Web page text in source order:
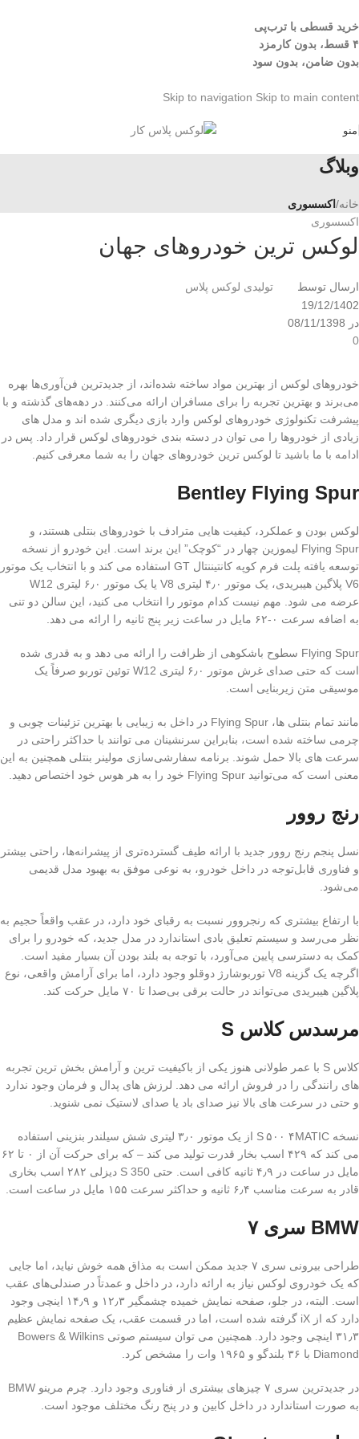
خرید قسطی با ترب‌پی
۴ قسط، بدون کارمزد
بدون ضامن، بدون سود
Skip to navigation Skip to main content
منو
وبلاگ
خانه/اکسسوری
اکسسوری
لوکس ترین خودروهای جهان
ارسال توسط
تولیدی لوکس پلاس
19/12/1402
در 08/11/1398
0
خودروهای لوکس از بهترین مواد ساخته شده‌اند، از جدیدترین فن‌آوری‌ها بهره
می‌برند و بهترین تجربه را برای مسافران ارائه می‌کنند. در دهه‌های گذشته و با
پیشرفت تکنولوژی خودروهای لوکس وارد بازی دیگری شده اند و مدل های
زیادی از خودروها را می توان در دسته بندی خودروهای لوکس قرار داد. پس در
ادامه با ما باشید تا لوکس ترین خودروهای جهان را به شما معرفی کنیم.
Bentley Flying Spur
لوکس بودن و عملکرد، کیفیت هایی مترادف با خودروهای بنتلی هستند، و
Flying Spur لیموزین چهار در “کوچک” این برند است. این خودرو از نسخه
توسعه یافته پلت فرم کوپه کانتیننتال GT استفاده می کند و با انتخاب یک موتور
V6 پلاگین هیبریدی، یک موتور ۴٫۰ لیتری V8 یا یک موتور ۶٫۰ لیتری W12
عرضه می شود. مهم نیست کدام موتور را انتخاب می کنید، این سالن دو تنی
به اضافه سرعت ۰-۶۲ مایل در ساعت زیر پنج ثانیه را ارائه می دهد.
Flying Spur سطوح باشکوهی از ظرافت را ارائه می دهد و به قدری شده
است که حتی صدای غرش موتور ۶٫۰ لیتری W12 توئین توربو صرفاً یک
موسیقی متن زیربنایی است.
مانند تمام بنتلی ها، Flying Spur در داخل به زیبایی با بهترین تزئینات چوبی و
چرمی ساخته شده است، بنابراین سرنشینان می توانند با حداکثر راحتی در
سرعت های بالا حمل شوند. برنامه سفارشی‌سازی مولینر بنتلی همچنین به این
معنی است که می‌توانید Flying Spur خود را به هر هوس خود اختصاص دهید.
رنج روور
نسل پنجم رنج روور جدید با ارائه طیف گسترده‌تری از پیشرانه‌ها، راحتی بیشتر
و فناوری قابل‌توجه در داخل خودرو، به نوعی موفق به بهبود مدل قدیمی
می‌شود.
با ارتفاع بیشتری که رنجروور نسبت به رقبای خود دارد، در عقب واقعاً حجیم به
نظر می‌رسد و سیستم تعلیق بادی استاندارد در مدل جدید، که خودرو را برای
کمک به دسترسی پایین می‌آورد، با توجه به بلند بودن آن بسیار مفید است.
اگرچه یک گزینه V8 توربوشارژ دوقلو وجود دارد، اما برای آرامش واقعی، نوع
پلاگین هیبریدی می‌تواند در حالت برقی بی‌صدا تا ۷۰ مایل حرکت کند.
مرسدس کلاس S
کلاس S با عمر طولانی هنوز یکی از باکیفیت ترین و آرامش بخش ترین تجربه
های رانندگی را در فروش ارائه می دهد. لرزش های پدال و فرمان وجود ندارد
و حتی در سرعت های بالا نیز صدای باد یا صدای لاستیک نمی شنوید.
نسخه S ۵۰۰ ۴MATIC از یک موتور ۳٫۰ لیتری شش سیلندر بنزینی استفاده
می کند که ۴۲۹ اسب بخار قدرت تولید می کند – که برای حرکت آن از ۰ تا ۶۲
مایل در ساعت در ۴٫۹ ثانیه کافی است. حتی S 350 دیزلی ۲۸۲ اسب بخاری
قادر به سرعت مناسب ۶٫۴ ثانیه و حداکثر سرعت ۱۵۵ مایل در ساعت است.
BMW سری ۷
طراحی بیرونی سری ۷ جدید ممکن است به مذاق همه خوش نیاید، اما جایی
که یک خودروی لوکس نیاز به ارائه دارد، در داخل و عمدتاً در صندلی‌های عقب
است. البته، در جلو، صفحه نمایش خمیده چشمگیر ۱۲٫۳ و ۱۴٫۹ اینچی وجود
دارد که از iX گرفته شده است، اما در قسمت عقب، یک صفحه نمایش عظیم
۳۱٫۳ اینچی وجود دارد. همچنین می توان سیستم صوتی Bowers & Wilkins
Diamond با ۳۶ بلندگو و ۱۹۶۵ وات را مشخص کرد.
در جدیدترین سری ۷ چیزهای بیشتری از فناوری وجود دارد. چرم مرینو BMW
به صورت استاندارد در داخل کابین و در پنج رنگ مختلف موجود است.